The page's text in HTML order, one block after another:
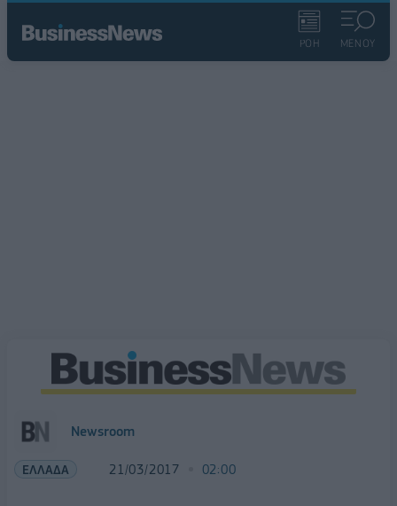
ΡΟΗ ΜΕΝΟΥ
Newsroom
ΕΛΛΑΔΑ 21/03/2017 02:00